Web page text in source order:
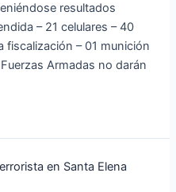
resultados
– 21 celulares – 40
fiscalización – 01 munición
Armadas no darán